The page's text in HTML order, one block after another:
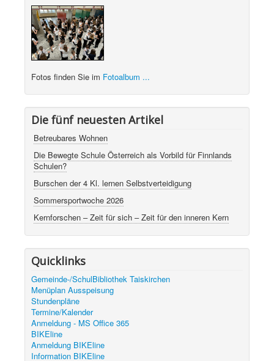
Fotos finden Sie im Fotoalbum ...
Die fünf neuesten Artikel
Betreubares Wohnen
Die Bewegte Schule Österreich als Vorbild für Finnlands
Schulen?
Burschen der 4 Kl. lernen Selbstverteidigung
Sommersportwoche 2026
Kernforschen – Zeit für sich – Zeit für den inneren Kern
Quicklinks
Gemeinde-/SchulBibliothek Taiskirchen
Menüplan Ausspeisung
Stundenpläne
Termine/Kalender
Anmeldung - MS Office 365
BIKEline
Anmeldung BIKEline
Information BIKEline